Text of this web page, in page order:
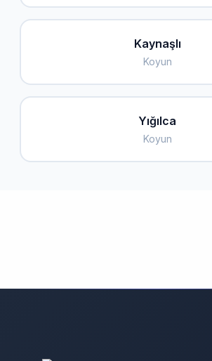
Kaynaşlı
Koyun
Yığılca
Koyun